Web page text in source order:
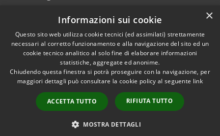
Whisteblowing
RSS
Accessibilità
Copyright © 2026 • Comune di
Municipium•
Accesso
redazione
×
Informazioni sui cookie
Questo sito web utilizza cookie tecnici (ed assimilati) strettamente
necessari al corretto funzionamento e alla navigazione del sito ed un
cookie tecnico analitico al solo fine di elaborare informazioni
statistiche, aggregate ed anonime.
Chiudendo questa finestra si potrà proseguire con la navigazione, per
maggiori dettagli può consultare la cookie policy al seguente link
ACCETTA TUTTO RIFIUTA TUTTO
MOSTRA DETTAGLI